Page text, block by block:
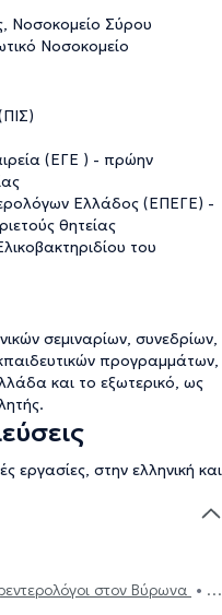
Νοσοκομείο Σύρου
Νοσοκομείο
(ΕΓΕ ) - πρώην
Ελλάδος (ΕΠΕΓΕ) -
θητείας
του
σεμιναρίων, συνεδρίων,
προγραμμάτων,
και το εξωτερικό, ως
εργασίες, στην ελληνική και
στον Βύρωνα